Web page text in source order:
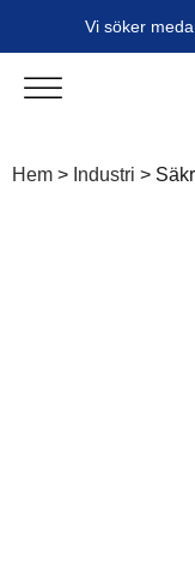
Vi söker
Hem > Industri >